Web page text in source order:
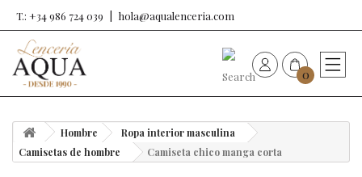
T.: +34 986 724 039 hola@aqualenceria.com
0
Nueva colección
Hombre
Ropa interior masculina
Camisetas de hombre
Camiseta chico manga corta